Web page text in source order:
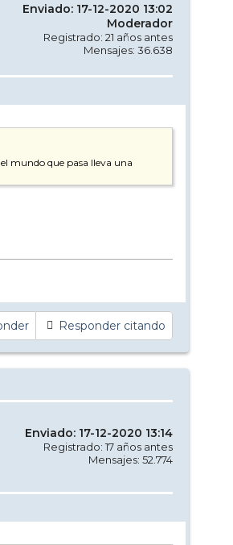
Enviado: 17-12-2020 13:02
Moderador
Registrado: 21 años antes
Mensajes: 36.638
mundo que pasa lleva una
Responder citando
Enviado: 17-12-2020 13:14
Registrado: 17 años antes
Mensajes: 52.774